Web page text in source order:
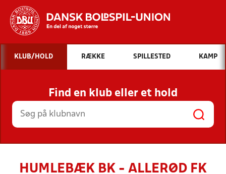
Hvad vil du søge efter?
INDHOLD OG NYHEDER
STILLINGER, RESULTATER, KLUBBER OG
HOLD
KLUB/HOLD RÆKKE SPILLESTED KAMP
Find en klub eller et hold
HUMLEBÆK BK - ALLERØD FK